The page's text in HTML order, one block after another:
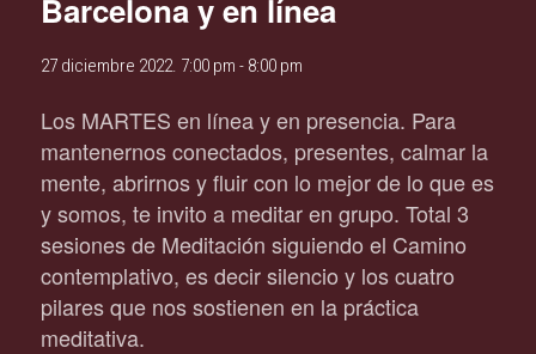
Barcelona y en línea
27 diciembre 2022. 7:00 pm - 8:00 pm
Los MARTES en línea y en presencia. Para
mantenernos conectados, presentes, calmar la
mente, abrirnos y fluir con lo mejor de lo que es
y somos, te invito a meditar en grupo. Total 3
sesiones de Meditación siguiendo el Camino
contemplativo, es decir silencio y los cuatro
pilares que nos sostienen en la práctica
meditativa.